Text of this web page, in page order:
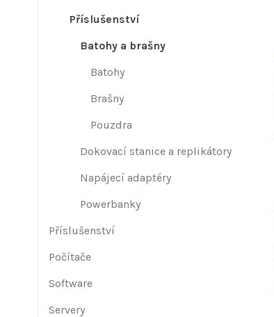
Příslušenství
Batohy a brašny
Batohy
Brašny
Pouzdra
Dokovací stanice a replikátory
Napájecí adaptéry
Powerbanky
Příslušenství
Počítače
Software
Servery